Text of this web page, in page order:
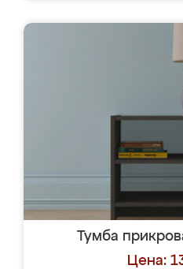
Тумба
Цена: